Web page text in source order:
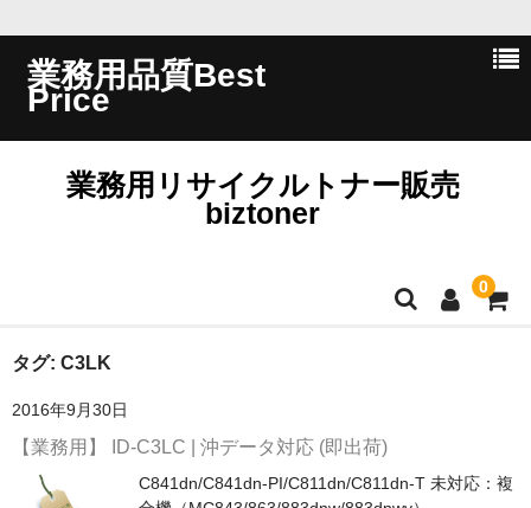
業務用品質Best
Price
業務用リサイクルトナー販売
biztoner
0
ホーム
会員ログイン
会社概要
タグ: C3LK
2016年9月30日
【業務用】 ID-C3LC | 沖データ対応 (即出荷)
C841dn/C841dn-PI/C811dn/C811dn-T 未対応：複